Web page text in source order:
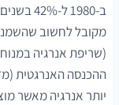
ב-1980 ל-42% בשנים האחרונות.
מקובל לחשוב
(שריפת אנרגיה
ההכנסה האנרגטית
יותר אנרגיה מאשר